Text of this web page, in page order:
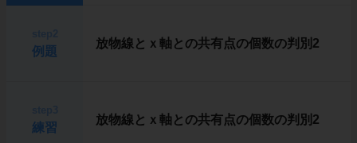
例題
放物線とｘ軸との共有点の個数の判別2
練習
放物線とｘ軸との共有点の個数の判別2